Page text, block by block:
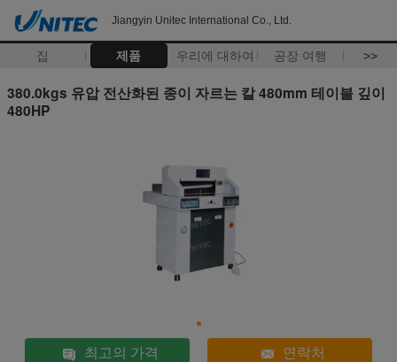
Jiangyin Unitec International Co., Ltd.
집 제품 우리에 대하여 공장 여행 >>
380.0kgs 유압 전산화된 종이 자르는 칼 480mm 테이블 깊이
480HP
최고의 가격 연락처